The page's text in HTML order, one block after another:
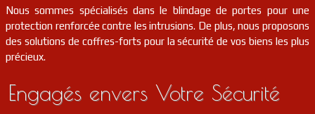
Nous sommes spécialisés dans le blindage de portes pour une
protection renforcée contre les intrusions. De plus, nous proposons
des solutions de coffres-forts pour la sécurité de vos biens les plus
précieux.
Engagés envers Votre Sécurité